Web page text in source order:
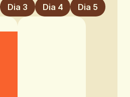
Dia 3 Dia 4 Dia 5